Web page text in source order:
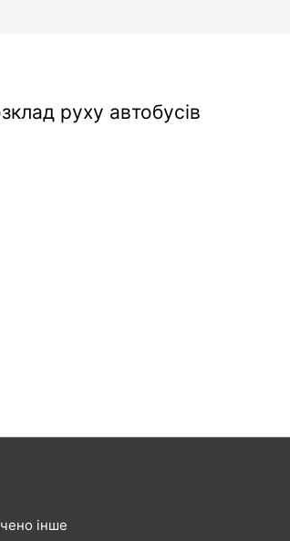
руху автобусів
інше